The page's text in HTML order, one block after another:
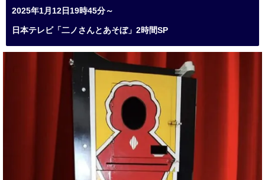
2025年1月12日19時45分～
日本テレビ「二ノさんとあそぼ」2時間SP